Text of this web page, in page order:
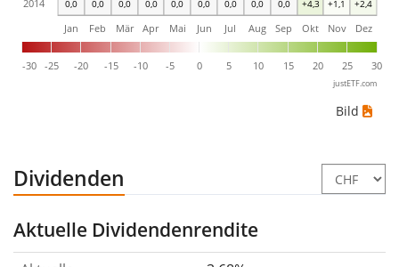
0,0 0,0 0,0 0,0 0,0 0,0 0,0 0,0 0,0 +4,3 +1,1 +2,4
-30 -25 -20 -15 -10 -5 0 5 10 15 20 25 30
Jan Feb Mär Apr Mai Jun Jul Aug Sep Okt Nov Dez
2014
justETF.com
Bild
Dividenden
Aktuelle Dividendenrendite